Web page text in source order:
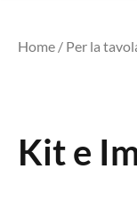
Home / Per la
Kit e